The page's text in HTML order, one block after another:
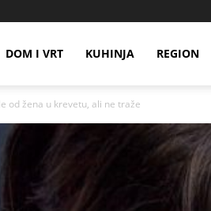
DOM I VRT KUHINJA REGION
od žena u krevetu, ali ne traže